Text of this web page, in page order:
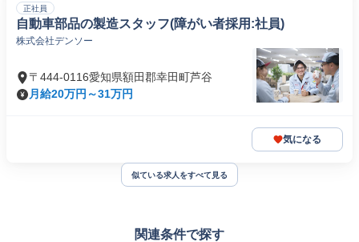
正社員
自動車部品の製造スタッフ(障がい者採用:社員)
株式会社デンソー
〒444-0116愛知県額田郡幸田町芦谷
月給20万円～31万円
気になる
似ている求人をすべて見る
関連条件で探す